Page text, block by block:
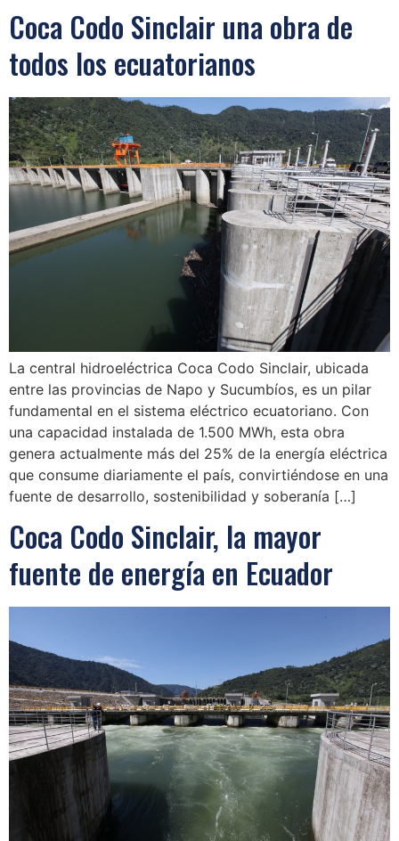
Coca Codo Sinclair una obra de
todos los ecuatorianos
La central hidroeléctrica Coca Codo Sinclair, ubicada
entre las provincias de Napo y Sucumbíos, es un pilar
fundamental en el sistema eléctrico ecuatoriano. Con
una capacidad instalada de 1.500 MWh, esta obra
genera actualmente más del 25% de la energía eléctrica
que consume diariamente el país, convirtiéndose en una
fuente de desarrollo, sostenibilidad y soberanía […]
Coca Codo Sinclair, la mayor
fuente de energía en Ecuador